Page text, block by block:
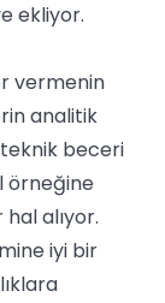
ekliyor.
vermenin
analitik
beceri
örneğine
alıyor.
iyi bir